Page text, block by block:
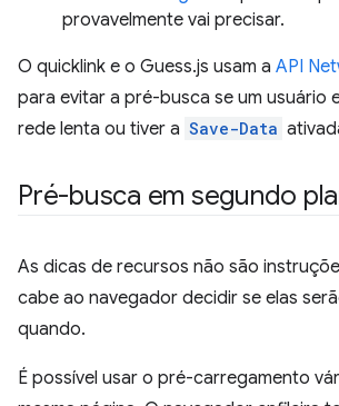
provavelmente vai precisar.
O quicklink e o Guess.js usam a API
para evitar a pré-busca se um usuário
rede lenta ou tiver a Save-Data
Pré-busca em segundo
As dicas de recursos não são
cabe ao navegador decidir se elas
quando.
É possível usar o pré-carregamento